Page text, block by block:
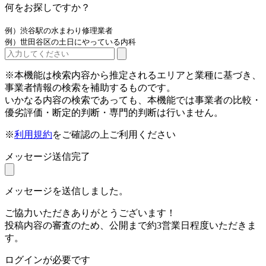
何をお探しですか？
例）渋谷駅の水まわり修理業者
例）世田谷区の土日にやっている内科
※本機能は検索内容から推定されるエリアと業種に基づき、
事業者情報の検索を補助するものです。
いかなる内容の検索であっても、本機能では事業者の比較・
優劣評価・断定的判断・専門的判断は行いません。
※利用規約をご確認の上ご利用ください
メッセージ送信完了
メッセージを送信しました。
ご協力いただきありがとうございます！
投稿内容の審査のため、公開まで約3営業日程度いただきま
す。
ログインが必要です